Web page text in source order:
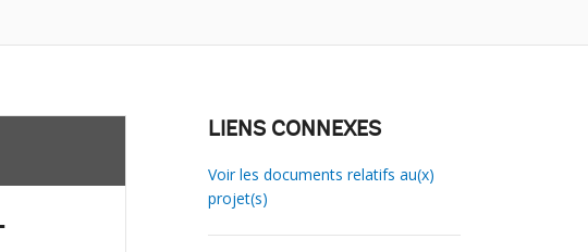
LIENS CONNEXES
Voir les documents relatifs au(x)
projet(s)